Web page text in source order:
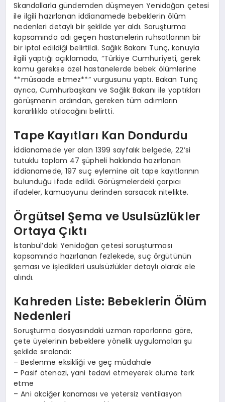
Skandallarla gündemden düşmeyen Yenidoğan çetesi
ile ilgili hazırlanan iddianamede bebeklerin ölüm
nedenleri detaylı bir şekilde yer aldı. Soruşturma
kapsamında adı geçen hastanelerin ruhsatlarının bir
bir iptal edildiği belirtildi. Sağlık Bakanı Tunç, konuyla
ilgili yaptığı açıklamada, “Türkiye Cumhuriyeti, gerek
kamu gerekse özel hastanelerde bebek ölümlerine
**müsaade etmez**” vurgusunu yaptı. Bakan Tunç
ayrıca, Cumhurbaşkanı ve Sağlık Bakanı ile yaptıkları
görüşmenin ardından, gereken tüm adımların
kararlılıkla atılacağını belirtti.
Tape Kayıtları Kan Dondurdu
İddianamede yer alan 1399 sayfalık belgede, 22’si
tutuklu toplam 47 şüpheli hakkında hazırlanan
iddianamede, 197 suç eylemine ait tape kayıtlarının
bulunduğu ifade edildi. Görüşmelerdeki çarpıcı
ifadeler, kamuoyunu derinden sarsacak nitelikte.
Örgütsel Şema ve Usulsüzlükler
Ortaya Çıktı
İstanbul’daki Yenidoğan çetesi soruşturması
kapsamında hazırlanan fezlekede, suç örgütünün
şeması ve işledikleri usulsüzlükler detaylı olarak ele
alındı.
Kahreden Liste: Bebeklerin Ölüm
Nedenleri
Soruşturma dosyasındaki uzman raporlarına göre,
çete üyelerinin bebeklere yönelik uygulamaları şu
şekilde sıralandı:
– Beslenme eksikliği ve geç müdahale
– Pasif ötenazi, yani tedavi etmeyerek ölüme terk
etme
– Ani akciğer kanaması ve yetersiz ventilasyon